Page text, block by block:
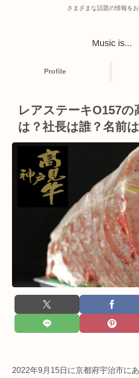
さまざまな話題の情報をお
Music is...
Profile
レアステーキO157の
は？社長は誰？名前
2022年9月15日に京都府宇治市に